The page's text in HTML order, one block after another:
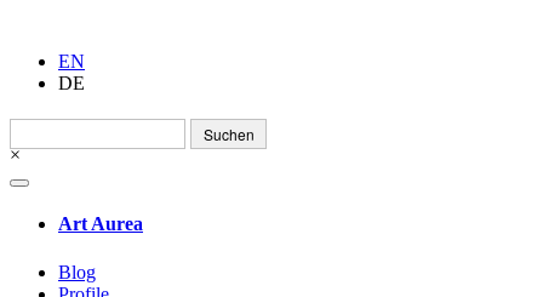
EN
DE
Suchen
nach:
×
Art Aurea
Blog